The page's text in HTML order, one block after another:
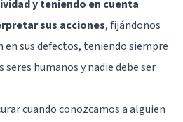
y teniendo en cuenta
sus acciones, fijándonos
en sus defectos, teniendo siempre
humanos y nadie debe ser
cuando conozcamos a alguien